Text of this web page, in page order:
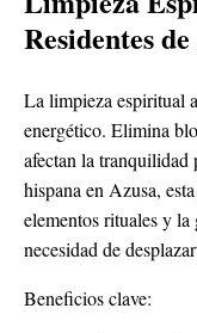
Residentes
La limpieza espiritual
energético. Elimina
afectan la tranquilidad
hispana en Azusa,
elementos rituales y
necesidad de
Beneficios clave: